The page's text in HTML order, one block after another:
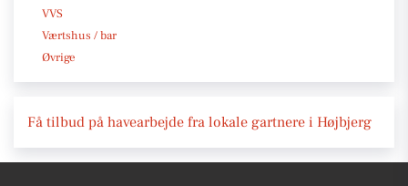
VVS
Værtshus / bar
Øvrige
Få tilbud på havearbejde fra lokale gartnere i Højbjerg